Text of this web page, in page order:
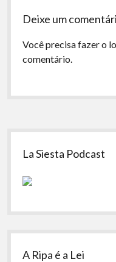
Deixe um
Você precisa fazer o
comentário.
Sidebar
La Siesta Podcast
A Ripa é a Lei